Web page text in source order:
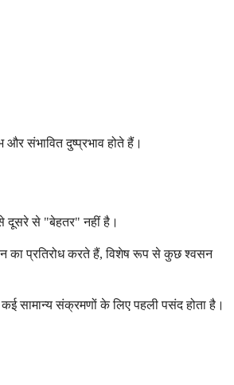
संभावित दुष्प्रभाव होते हैं।
दूसरे से "बेहतर" नहीं है।
का प्रतिरोध करते हैं, विशेष रूप से कुछ श्वसन
सामान्य संक्रमणों के लिए पहली पसंद होता है।